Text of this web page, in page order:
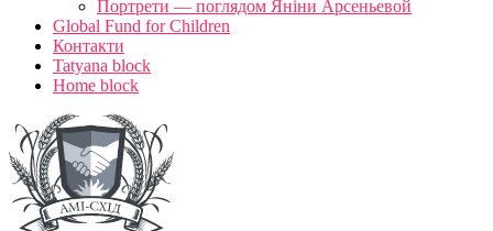
Портрети — поглядом Яніни Арсеньевой
Global Fund for Children
Контакти
Tatyana block
Home block